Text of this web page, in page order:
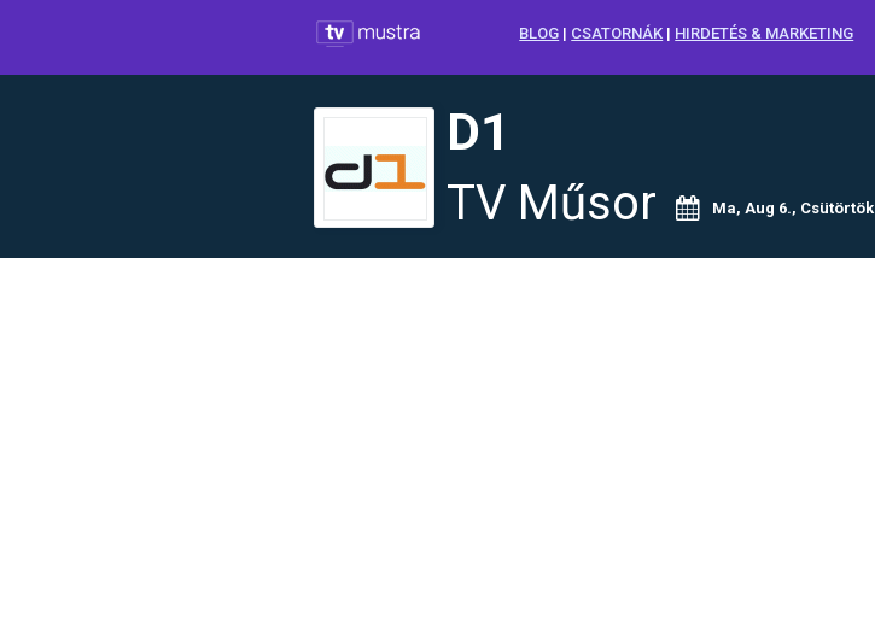
BLOG | CSATORNÁK | HIRDETÉS & MARKETING
D1
TV Műsor Ma, Aug 6., Csütörtök